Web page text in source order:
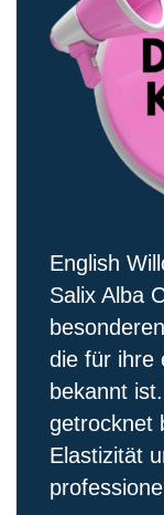
English
Salix Alba
die für ihre
bekannt
getrocknet
Elastizität